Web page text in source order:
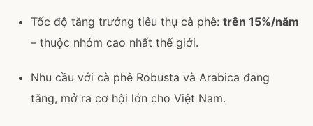
Tốc độ tăng trưởng tiêu thụ cà phê: trên 15%/năm
– thuộc nhóm cao nhất thế giới.
Nhu cầu với cà phê Robusta và Arabica đang
tăng, mở ra cơ hội lớn cho Việt Nam.